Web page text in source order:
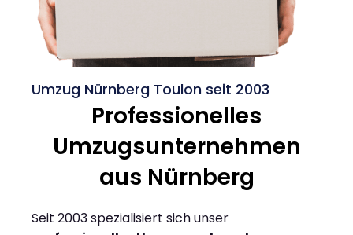
Umzug Nürnberg Toulon seit 2003
Professionelles
Umzugsunternehmen
aus Nürnberg
Seit 2003 spezialisiert sich unser